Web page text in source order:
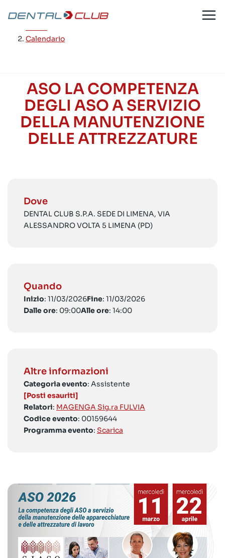
contenuto
Calendario
ASO LA COMPETENZA
DEGLI ASO A SERVIZIO
DELLA MANUTENZIONE
DELLE ATTREZZATURE
Dove
DENTAL CLUB S.P.A. SEDE DI LIMENA, VIA
ALESSANDRO VOLTA 5 LIMENA (PD)
Quando
Inizio: 11/03/2026Fine: 11/03/2026
Dalle ore: 09:00Alle ore: 14:00
Altre informazioni
Categoria evento: Assistente
[Posti esauriti]
Relatori: MAGENGA Sig.ra FULVIA
Codice evento: 00159644
Programma evento: Scarica